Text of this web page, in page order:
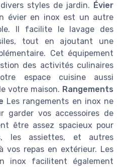
styles de jardin. Évier
évier en inox est un autre
Il facilite le lavage des
tout en ajoutant une
Cet équipement
des activités culinaires
espace cuisine aussi
votre maison. Rangements
Les rangements en inox ne
garder vos accessoires de
être assez spacieux pour
les assiettes, et autres
vos repas en extérieur. Les
inox facilitent également